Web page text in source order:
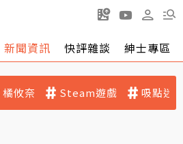
新聞資訊 快評雜談 紳士專區
橘攸奈 Steam遊戲 吸點迷